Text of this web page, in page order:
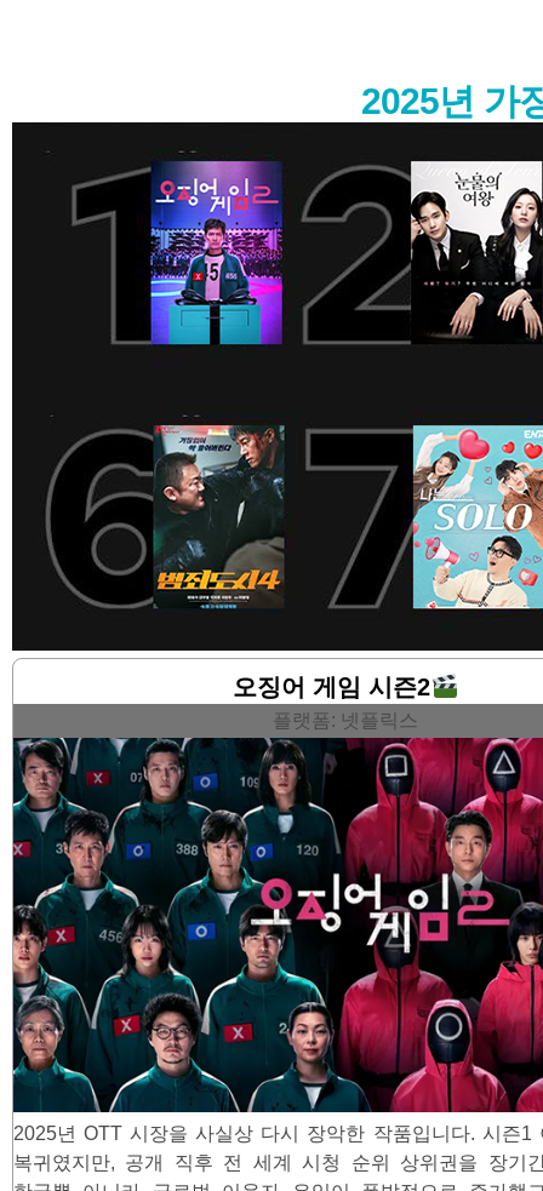
2025년 가
오징어 게임 시즌2
플랫폼: 넷플릭스
2025년 OTT 시장을 사실상 다시 장악한 작품입니다. 시즌1
복귀였지만, 공개 직후 전 세계 시청 순위 상위권을 장기